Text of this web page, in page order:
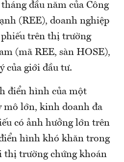
đầu năm của Công
(REE), doanh nghiệp
trên thị trường
(mã REE, sàn HOSE),
của giới đầu tư.
điển hình của một
mô lớn, kinh doanh đa
có ảnh hưởng lớn trên
hình khó khăn trong
thị trường chứng khoán